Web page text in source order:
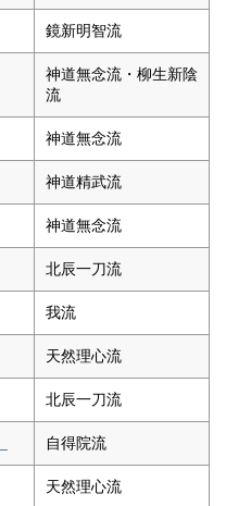
鏡新明智流
神道無念流・柳生新陰
流
神道無念流
神道精武流
神道無念流
北辰一刀流
我流
天然理心流
北辰一刀流
自得院流
天然理心流